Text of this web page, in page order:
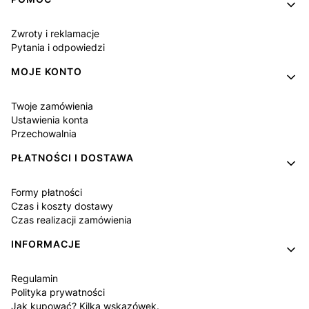
Zwroty i reklamacje
Pytania i odpowiedzi
MOJE KONTO
Twoje zamówienia
Ustawienia konta
Przechowalnia
PŁATNOŚCI I DOSTAWA
Formy płatności
Czas i koszty dostawy
Czas realizacji zamówienia
INFORMACJE
Regulamin
Polityka prywatności
Jak kupować? Kilka wskazówek.